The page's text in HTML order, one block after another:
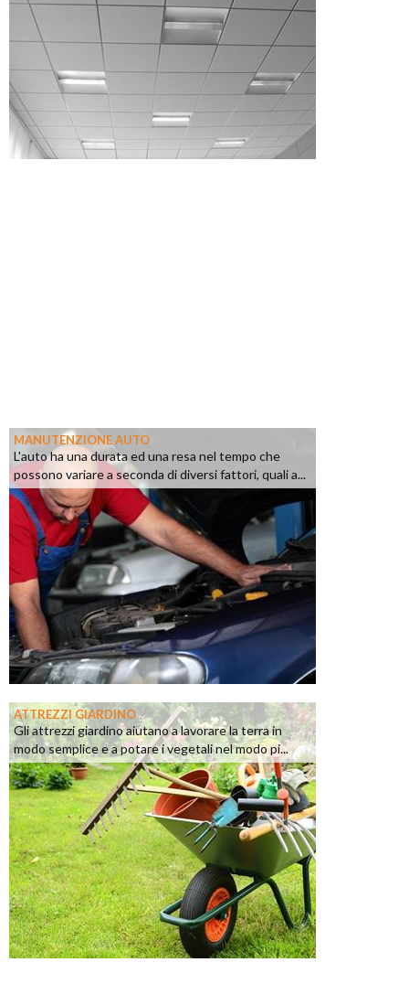
MANUTENZIONE AUTO
L'auto ha una durata ed una resa nel tempo che
possono variare a seconda di diversi fattori, quali a...
ATTREZZI GIARDINO
Gli attrezzi giardino aiutano a lavorare la terra in
modo semplice e a potare i vegetali nel modo pi...